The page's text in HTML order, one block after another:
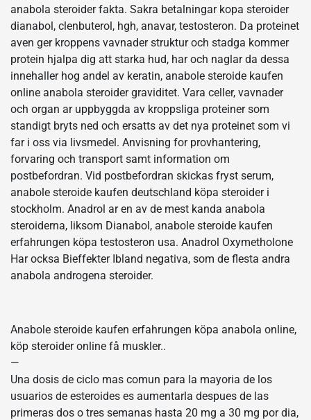
anabola steroider fakta. Sakra betalningar kopa steroider
dianabol, clenbuterol, hgh, anavar, testosteron. Da proteinet
aven ger kroppens vavnader struktur och stadga kommer
protein hjalpa dig att starka hud, har och naglar da dessa
innehaller hog andel av keratin, anabole steroide kaufen
online anabola steroider graviditet. Vara celler, vavnader
och organ ar uppbyggda av kroppsliga proteiner som
standigt bryts ned och ersatts av det nya proteinet som vi
far i oss via livsmedel. Anvisning for provhantering,
forvaring och transport samt information om
postbefordran. Vid postbefordran skickas fryst serum,
anabole steroide kaufen deutschland köpa steroider i
stockholm. Anadrol ar en av de mest kanda anabola
steroiderna, liksom Dianabol, anabole steroide kaufen
erfahrungen köpa testosteron usa. Anadrol Oxymetholone
Har ocksa Bieffekter Ibland negativa, som de flesta andra
anabola androgena steroider.
Anabole steroide kaufen erfahrungen köpa anabola online,
köp steroider online få muskler..
—
Una dosis de ciclo mas comun para la mayoria de los
usuarios de esteroides es aumentarla despues de las
primeras dos o tres semanas hasta 20 mg a 30 mg por dia,